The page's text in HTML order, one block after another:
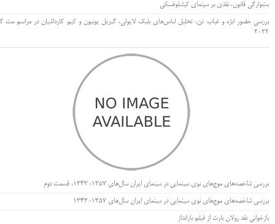
بت‌وارگی قانون، نقدی بر سینمای کیشلوفسکی
بررسی حضور ابژه و غیاب تن، تحلیل لباس‌های بلیک لایولی، گبریل یونیون و کیم کارداشیان در مراسم مت
۲۰۲۲
بررسی شاخصه‌های موج‌های نوی سینمایی در سینمای ایران سال‌های 1357-1343، قسمت دوم
بررسی شاخصه‌های موج‌های نوی سینمایی در سینمای ایران سال‌های 1357-1343
بازخوانی نقد رولان بارت از فیلم بارانداز